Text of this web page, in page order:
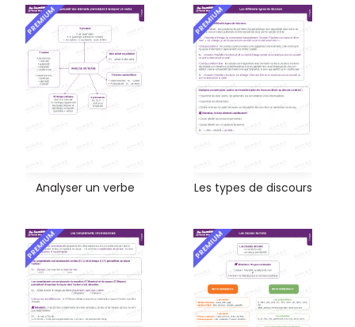
PREMIUM
Analyser un verbe
PREMIUM
Les types de discours
PREMIUM PREMIUM